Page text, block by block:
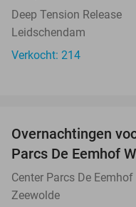
Deep Tension Release
Leidschendam
Verkocht: 214
Overnachtingen
Parcs De Eemhof
Center Parcs De Eemhof
Zeewolde